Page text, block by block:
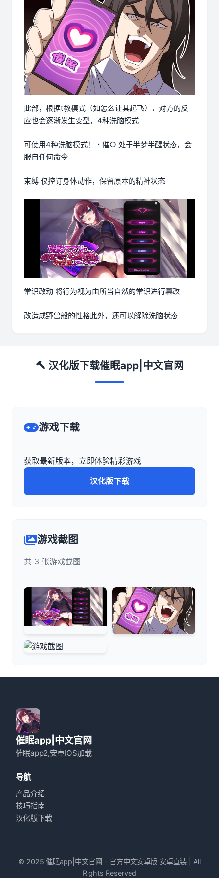
此部，根据t教模式（如怎么让其起飞），对方的反
应也会逐渐发生变型，4种洗脑模式
可使用4种洗脑模式！・催○ 处于半梦半醒状态，会
服自任何命令
束缚 仅控订身体动作，保留原本的精神状态
常识改动 将行为视为由所当自然的常识进行篡改
改造成野兽般的性格此外，还可以解除洗脑状态
🔨 汉化版下载催眠app|中文官网
游戏下载
获取最新版本，立即体验精彩游戏
汉化版下载
游戏截图
共 3 张游戏截图
催眠app|中文官网
催眠app2,安卓IOS加载
导航
产品介绍
技巧指南
汉化版下载
© 2025 催眠app|中文官网 - 官方中文安卓版 安卓直装 | All
Rights Reserved